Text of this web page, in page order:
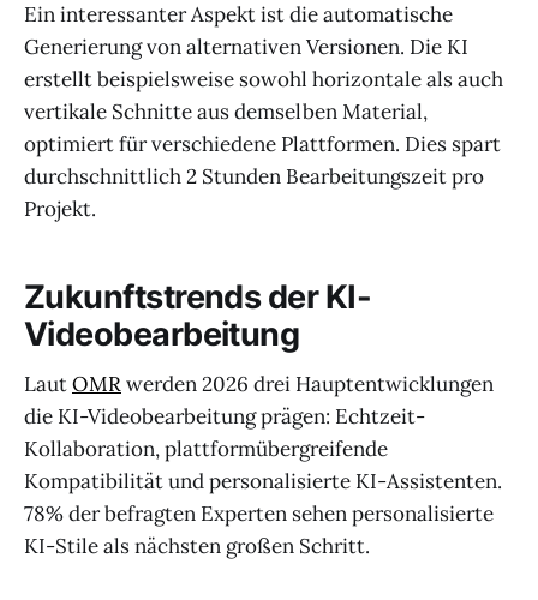
Ein interessanter Aspekt ist die automatische
Generierung von alternativen Versionen. Die KI
erstellt beispielsweise sowohl horizontale als auch
vertikale Schnitte aus demselben Material,
optimiert für verschiedene Plattformen. Dies spart
durchschnittlich 2 Stunden Bearbeitungszeit pro
Projekt.
Zukunftstrends der KI-
Videobearbeitung
LautOMRwerden 2026 drei Hauptentwicklungen
die KI-Videobearbeitung prägen: Echtzeit-
Kollaboration, plattformübergreifende
Kompatibilität und personalisierte KI-Assistenten.
78% der befragten Experten sehen personalisierte
KI-Stile als nächsten großen Schritt.